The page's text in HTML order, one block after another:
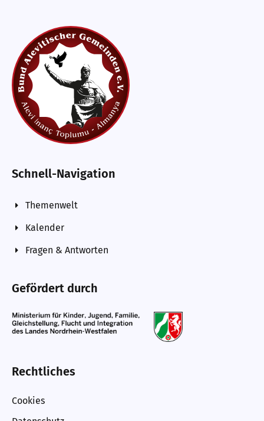
Schnell-Navigation
Themenwelt
Kalender
Fragen & Antworten
Gefördert durch
Rechtliches
Cookies